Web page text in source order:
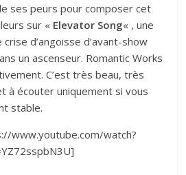
ses peurs pour composer cet
sur « Elevator Song« , une
d’angoisse d’avant-show
un ascenseur. Romantic Works
C’est très beau, très
à écouter uniquement si vous
stable.
www.youtube.com/watch?